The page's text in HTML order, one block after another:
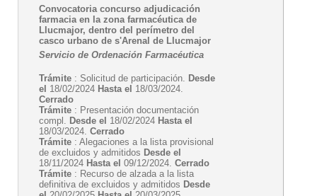
Convocatoria concurso adjudicación
farmacia en la zona farmacéutica de
Llucmajor, dentro del perímetro del
casco urbano de s'Arenal de Llucmajor
Servicio de Ordenación Farmacéutica
Trámite : Solicitud de participación. Desde
el 18/02/2024 Hasta el 18/03/2024.
Cerrado
Trámite : Presentación documentación
compl. Desde el 18/02/2024 Hasta el
18/03/2024. Cerrado
Trámite : Alegaciones a la lista provisional
de excluidos y admitidos Desde el
18/11/2024 Hasta el 09/12/2024. Cerrado
Trámite : Recurso de alzada a la lista
definitiva de excluidos y admitidos Desde